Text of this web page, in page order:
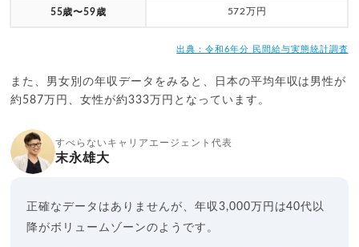
55歳〜59歳 572万円
出典：令和6年分 民間給与実態統計調査
また、男女別の年収データをみると、日本の平均年収は男性が
約587万円、女性が約333万円となっています。
すべらないキャリアエージェント代表
末永雄大
正確なデータはありませんが、年収3,000万円は40代以
降がボリュームゾーンのようです。